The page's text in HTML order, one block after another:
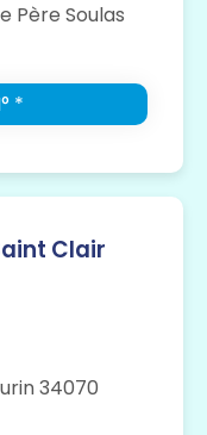
Père Soulas
*
Clair
34070